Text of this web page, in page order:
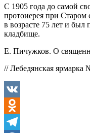
С 1905 года до самой
протоиерея при Старом
в возрасте 75 лет и был
кладбище.
Е. Пичужков. О
// Лебедянская ярмарка
VK
Odnoklassniki